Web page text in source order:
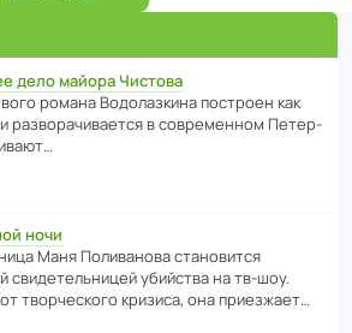
дело майора Чистова
романа Водо­ла­з­кина пост­роен как
разво­ра­чи­ва­ется в совре­менном Пете­р­
ночи
Маня Поли­ва­нова стано­вится
свиде­тель­ницей убийства на тв-шоу.
твор­че­с­кого кризиса, она приезжает…